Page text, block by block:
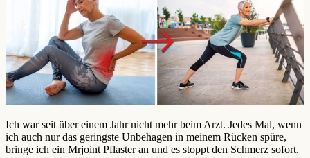
Ich war seit über einem Jahr nicht mehr beim Arzt. Jedes Mal, wenn
ich auch nur das geringste Unbehagen in meinem Rücken spüre,
bringe ich ein Mrjoint Pflaster an und es stoppt den Schmerz sofort.